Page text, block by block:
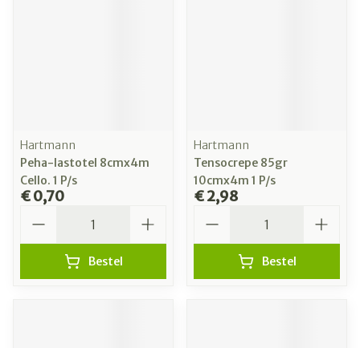
Hartmann
Peha-lastotel 8cmx4m
Cello. 1 P/s
€ 0,70
Bestel
Hartmann
Tensocrepe 85gr
10cmx4m 1 P/s
€ 2,98
Bestel